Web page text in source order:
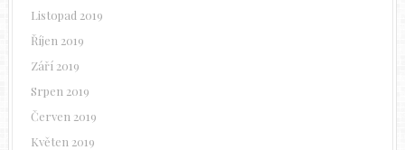
Listopad 2019
Říjen 2019
Září 2019
Srpen 2019
Červen 2019
Květen 2019